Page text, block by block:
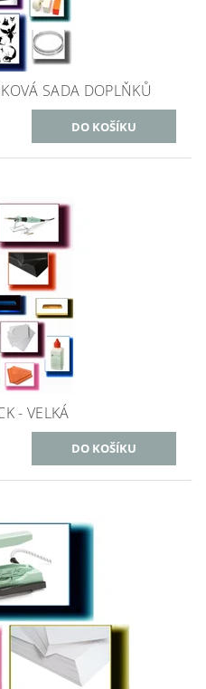
SADA DOPLŇKŮ
- VELKÁ